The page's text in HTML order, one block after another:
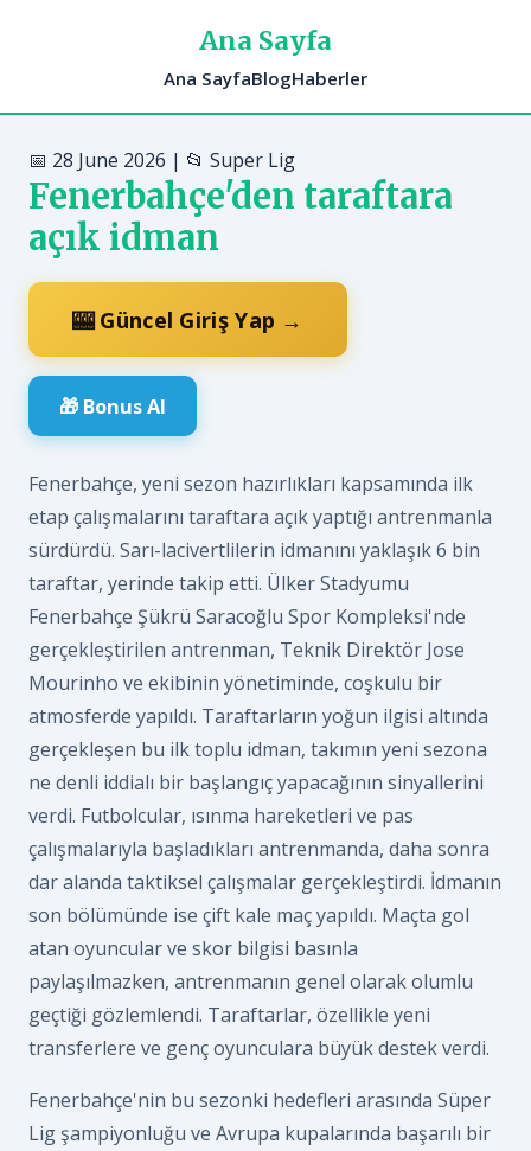
Ana Sayfa
Ana SayfaBlogHaberler
📅 28 June 2026 | 📂 Super Lig
Fenerbahçe'den taraftara
açık idman
🎰 Güncel Giriş Yap →
🎁 Bonus Al
Fenerbahçe, yeni sezon hazırlıkları kapsamında ilk
etap çalışmalarını taraftara açık yaptığı antrenmanla
sürdürdü. Sarı-lacivertlilerin idmanını yaklaşık 6 bin
taraftar, yerinde takip etti. Ülker Stadyumu
Fenerbahçe Şükrü Saracoğlu Spor Kompleksi'nde
gerçekleştirilen antrenman, Teknik Direktör Jose
Mourinho ve ekibinin yönetiminde, coşkulu bir
atmosferde yapıldı. Taraftarların yoğun ilgisi altında
gerçekleşen bu ilk toplu idman, takımın yeni sezona
ne denli iddialı bir başlangıç yapacağının sinyallerini
verdi. Futbolcular, ısınma hareketleri ve pas
çalışmalarıyla başladıkları antrenmanda, daha sonra
dar alanda taktiksel çalışmalar gerçekleştirdi. İdmanın
son bölümünde ise çift kale maç yapıldı. Maçta gol
atan oyuncular ve skor bilgisi basınla
paylaşılmazken, antrenmanın genel olarak olumlu
geçtiği gözlemlendi. Taraftarlar, özellikle yeni
transferlere ve genç oyunculara büyük destek verdi.
Fenerbahçe'nin bu sezonki hedefleri arasında Süper
Lig şampiyonluğu ve Avrupa kupalarında başarılı bir